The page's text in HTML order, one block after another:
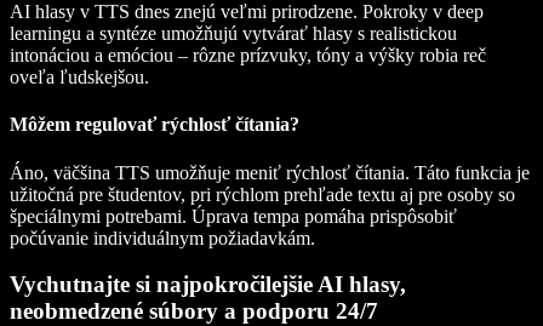
AI hlasy v TTS dnes znejú veľmi prirodzene. Pokroky v deep
learningu a syntéze umožňujú vytvárať hlasy s realistickou
intonáciou a emóciou – rôzne prízvuky, tóny a výšky robia reč
oveľa ľudskejšou.
Môžem regulovať rýchlosť čítania?
Áno, väčšina TTS umožňuje meniť rýchlosť čítania. Táto funkcia je
užitočná pre študentov, pri rýchlom prehľade textu aj pre osoby so
špeciálnymi potrebami. Úprava tempa pomáha prispôsobiť
počúvanie individuálnym požiadavkám.
Vychutnajte si najpokročilejšie AI hlasy,
neobmedzené súbory a podporu 24/7